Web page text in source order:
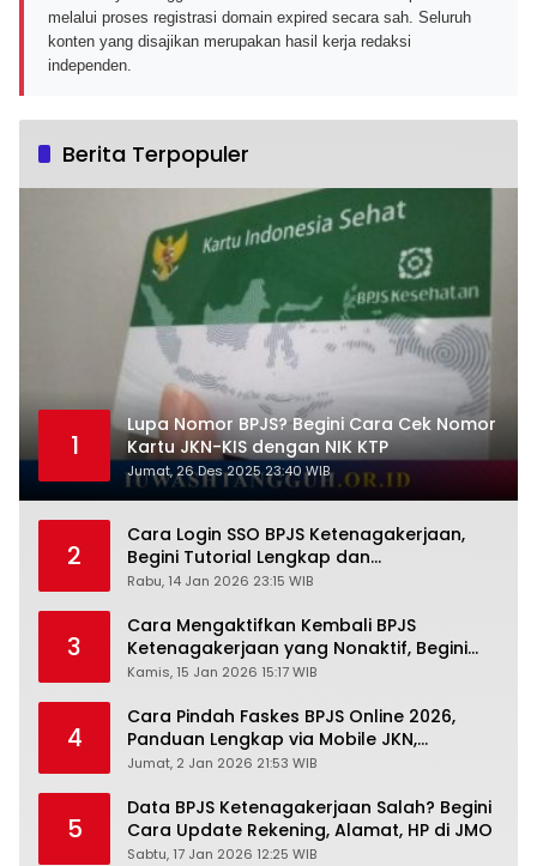
melalui proses registrasi domain expired secara sah. Seluruh
konten yang disajikan merupakan hasil kerja redaksi
independen.
Berita Terpopuler
1
Lupa Nomor BPJS? Begini Cara Cek Nomor
Kartu JKN-KIS dengan NIK KTP
Jumat, 26 Des 2025 23:40 WIB
2
Cara Login SSO BPJS Ketenagakerjaan,
Begini Tutorial Lengkap dan
Pengertiannya
Rabu, 14 Jan 2026 23:15 WIB
3
Cara Mengaktifkan Kembali BPJS
Ketenagakerjaan yang Nonaktif, Begini
Panduan Lengkapnya
Kamis, 15 Jan 2026 15:17 WIB
4
Cara Pindah Faskes BPJS Online 2026,
Panduan Lengkap via Mobile JKN,
PANDAWA & Offiline Kantor Cabang
Jumat, 2 Jan 2026 21:53 WIB
5
Data BPJS Ketenagakerjaan Salah? Begini
Cara Update Rekening, Alamat, HP di JMO
Sabtu, 17 Jan 2026 12:25 WIB